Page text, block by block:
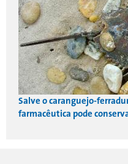
Salve o caranguejo-
farmacêutica pode